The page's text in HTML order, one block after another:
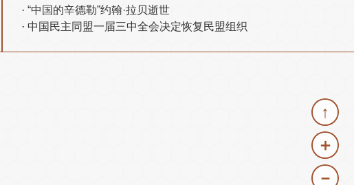
“中国的辛德勒”约翰·拉贝逝世
中国民主同盟一届三中全会决定恢复民盟组织
↑
＋
－